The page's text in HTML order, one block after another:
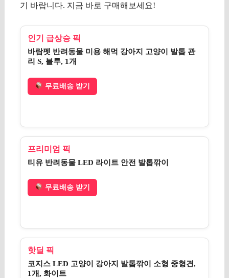
기 바랍니다. 지금 바로 구매해보세요!
인기 급상승 픽
바람펫 반려동물 미용 해먹 강아지 고양이 발톱 관
리 S, 블루, 1개
무료배송 받기
프리미엄 픽
티유 반려동물 LED 라이트 안전 발톱깎이
무료배송 받기
핫딜 픽
코지스 LED 고양이 강아지 발톱깎이 소형 중형견,
1개, 화이트